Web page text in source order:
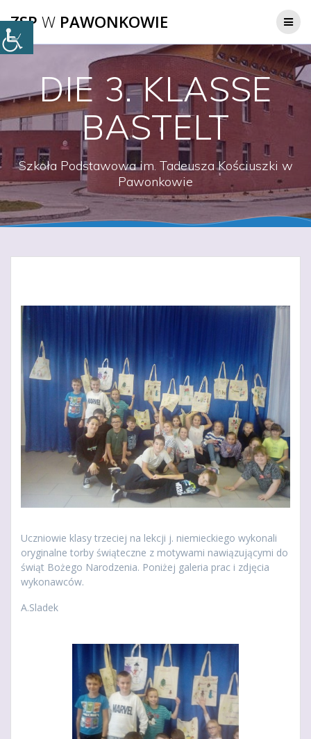
do
ZSP W PAWONKOWIE
DIE 3. KLASSE
BASTELT
Szkoła Podstawowa im. Tadeusza Kościuszki w
Pawonkowie
Uczniowie klasy trzeciej na lekcji j. niemieckiego wykonali
oryginalne torby świąteczne z motywami nawiązującymi do
świąt Bożego Narodzenia. Poniżej galeria prac i zdjęcia
wykonawców.
A.Sladek